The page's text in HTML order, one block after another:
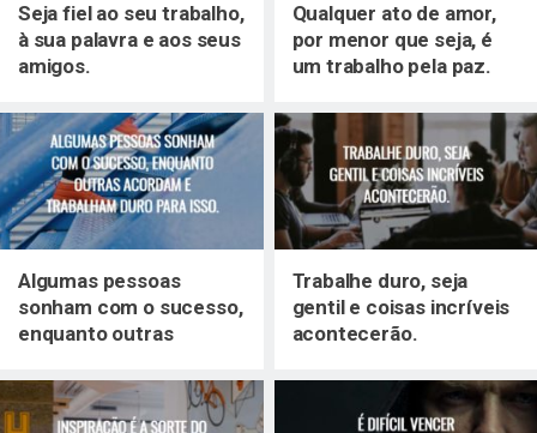
Seja fiel ao seu trabalho,
à sua palavra e aos seus
amigos.
Qualquer ato de amor,
por menor que seja, é
um trabalho pela paz.
Algumas pessoas
sonham com o sucesso,
enquanto outras
duro para isso.
Trabalhe duro, seja
gentil e coisas incríveis
acontecerão.